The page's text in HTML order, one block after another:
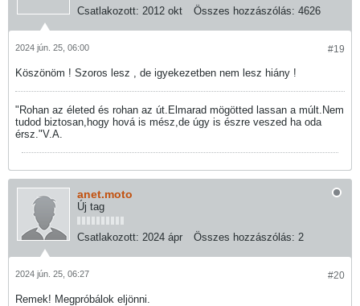
Csatlakozott: 2012 okt Összes hozzászólás: 4626
#19
2024 jún. 25, 06:00
Köszönöm ! Szoros lesz , de igyekezetben nem lesz hiány !
"Rohan az életed és rohan az út.Elmarad mögötted lassan a múlt.Nem
tudod biztosan,hogy hová is mész,de úgy is észre veszed ha oda
érsz."V.A.
anet.moto
Új tag
Csatlakozott: 2024 ápr Összes hozzászólás: 2
#20
2024 jún. 25, 06:27
Remek! Megpróbálok eljönni.